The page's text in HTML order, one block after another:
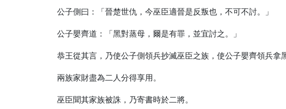
公子側曰：「晉楚世仇，今巫臣適晉是反叛也，不可不討。」
公子嬰齊道：「黑對蒸母，爾是有罪，並宜討之。」
恭王從其言，乃使公子側領兵抄滅巫臣之族，使公子嬰齊領兵拿
兩族家財盡為二人分得享用。
巫臣聞其家族被誅，乃寄書時於二將。